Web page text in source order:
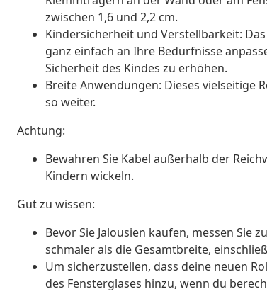
zwischen 1,6 und 2,2 cm.
Kindersicherheit und Verstellbarkeit:
ganz einfach an Ihre Bedürfnisse
Sicherheit des Kindes zu erhöhen.
Breite Anwendungen: Dieses vielseitige
so weiter.
Achtung:
Bewahren Sie Kabel außerhalb der
Kindern wickeln.
Gut zu wissen:
Bevor Sie Jalousien kaufen, messen Sie
schmaler als die Gesamtbreite,
Um sicherzustellen, dass deine neuen
des Fensterglases hinzu, wenn du